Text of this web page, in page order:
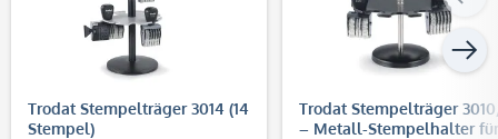
Trodat Stempelträger 3014 (14
Stempel)
Trodat Stempelträger
– Metall-Stempelhalter